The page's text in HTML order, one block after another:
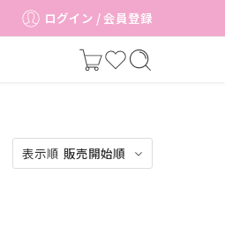
ログイン / 会員登録
表示順 販売開始順